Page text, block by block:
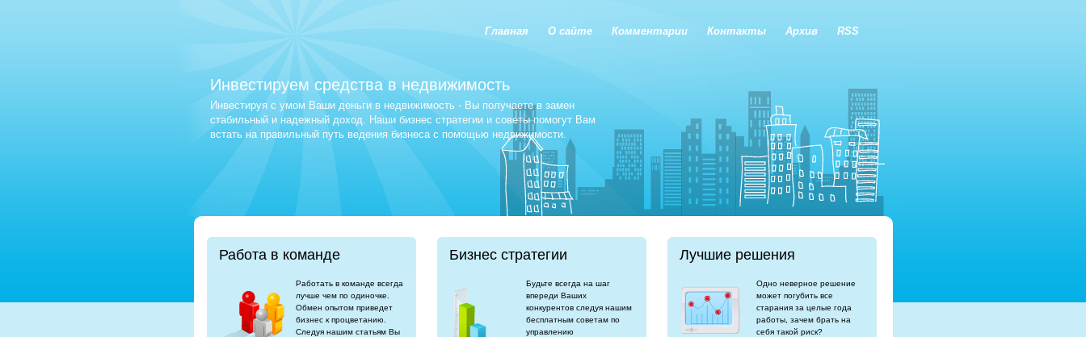
Главная О сайте Комментарии Контакты Архив RSS
Инвестируем средства в недвижимость
Инвестируя с умом Ваши деньги в недвижимость - Вы получаете в замен
стабильный и надежный доход. Наши бизнес стратегии и советы помогут Вам
встать на правильный путь ведения бизнеса с помощью недвижимости.
Работа в команде
Работать в команде всегда
лучше чем по одиночке.
Обмен опытом приведет
бизнес к процветанию.
Следуя нашим статьям Вы
Бизнес стратегии
Будьте всегда на шаг
впереди Ваших
конкурентов следуя нашим
бесплатным советам по
управлению
Лучшие решения
Одно неверное решение
может погубить все
старания за целые года
работы, зачем брать на
себя такой риск?